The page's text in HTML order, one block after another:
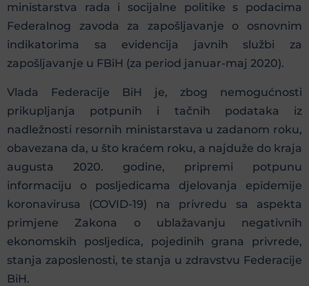
ministarstva rada i socijalne politike s podacima
Federalnog zavoda za zapošljavanje o osnovnim
indikatorima sa evidencija javnih službi za
zapošljavanje u FBiH (za period januar-maj 2020).
Vlada Federacije BiH je, zbog nemogućnosti
prikupljanja potpunih i tačnih podataka iz
nadležnosti resornih ministarstava u zadanom roku,
obavezana da, u što kraćem roku, a najduže do kraja
augusta 2020. godine, pripremi potpunu
informaciju o posljedicama djelovanja epidemije
koronavirusa (COVID-19) na privredu sa aspekta
primjene Zakona o ublažavanju negativnih
ekonomskih posljedica, pojedinih grana privrede,
stanja zaposlenosti, te stanja u zdravstvu Federacije
BiH.